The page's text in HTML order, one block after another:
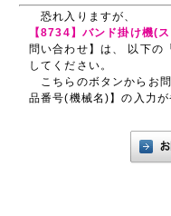
恐れ入りますが、
【8734】バンド掛け機(
問い合わせ】は、 以下の
してください。
こちらのボタンからお
品番号(機械名)】の入力が